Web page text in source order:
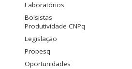
Laboratórios
Bolsistas
Produtividade CNPq
Legislação
Propesq
Oportunidades